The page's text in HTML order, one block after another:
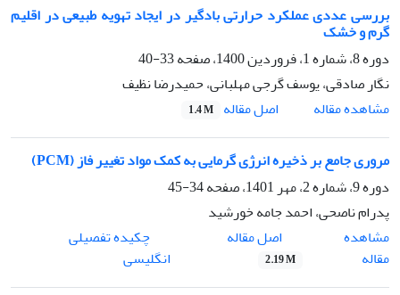
بررسی عددی عملکرد حرارتی بادگیر در ایجاد تهویه طبیعی در اقلیم
گرم و خشک
دوره 8، شماره 1، فروردین 1400، صفحه
33-40
نگار صادقی، یوسف گرجی مهلبانی، حمیدرضا نظیف
مشاهده مقاله
اصل مقاله 1.4 M
مروری جامع بر ذخیره انرژی گرمایی به کمک مواد تغییر فاز (PCM)
دوره 9، شماره 2، مهر 1401، صفحه
34-45
پدرام ناصحی، احمد جامه خورشید
مشاهده
مقاله
اصل مقاله
2.19 M
چکیده تفصیلی
انگلیسی